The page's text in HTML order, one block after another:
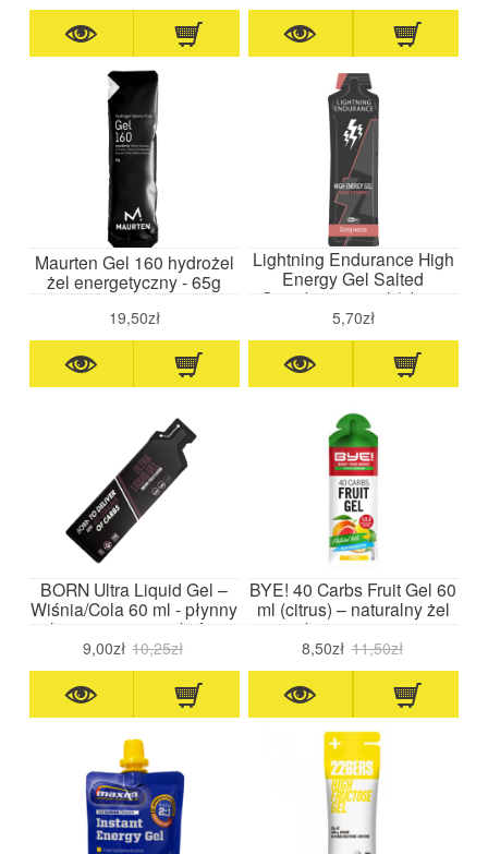
Maurten Gel 160 hydrożel
żel energetyczny - 65g
19,50zł
Lightning Endurance High
Energy Gel Salted
Strawberry 60 ml (słona
truskawka)- żel
wysokoenergetyczny
5,70zł
BORN Ultra Liquid Gel –
Wiśnia/Cola 60 ml - płynny
żel energetyczny z kofeiną
data waż. 10.26
9,00zł 10,25zł
BYE! 40 Carbs Fruit Gel 60
ml (citrus) – naturalny żel
wysokoenergetyczny z
magnezem data waż.
10.26
8,50zł 11,50zł